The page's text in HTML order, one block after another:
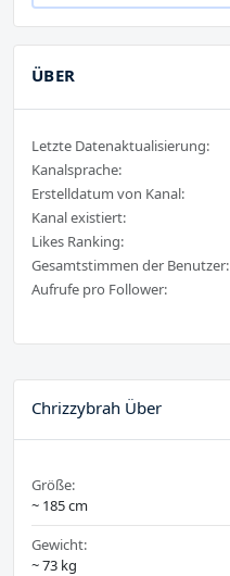
ÜBER
Letzte Datenaktualisierung:
Kanalsprache:
Erstelldatum von Kanal:
Kanal existiert:
Likes Ranking:
Gesamtstimmen der Benutzer:
Aufrufe pro Follower:
Chrizzybrah Über
Größe:
~ 185 cm
Gewicht:
~ 73 kg